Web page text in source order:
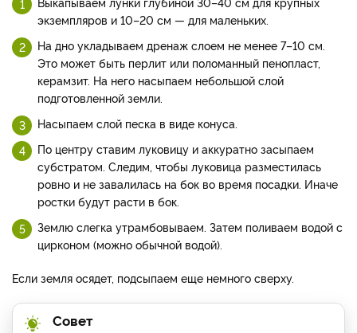
экземпляров и 10–20 см — для маленьких.
На дно укладываем дренаж слоем не менее 7–10 см.
Это может быть перлит или поломанный пенопласт,
керамзит. На него насыпаем небольшой слой
подготовленной земли.
Насыпаем слой песка в виде конуса.
По центру ставим луковицу и аккуратно засыпаем
субстратом. Следим, чтобы луковица разместилась
ровно и не завалилась на бок во время посадки. Иначе
ростки будут расти в бок.
Землю слегка утрамбовываем. Затем поливаем водой с
цирконом (можно обычной водой).
Если земля осядет, подсыпаем еще немного сверху.
Совет